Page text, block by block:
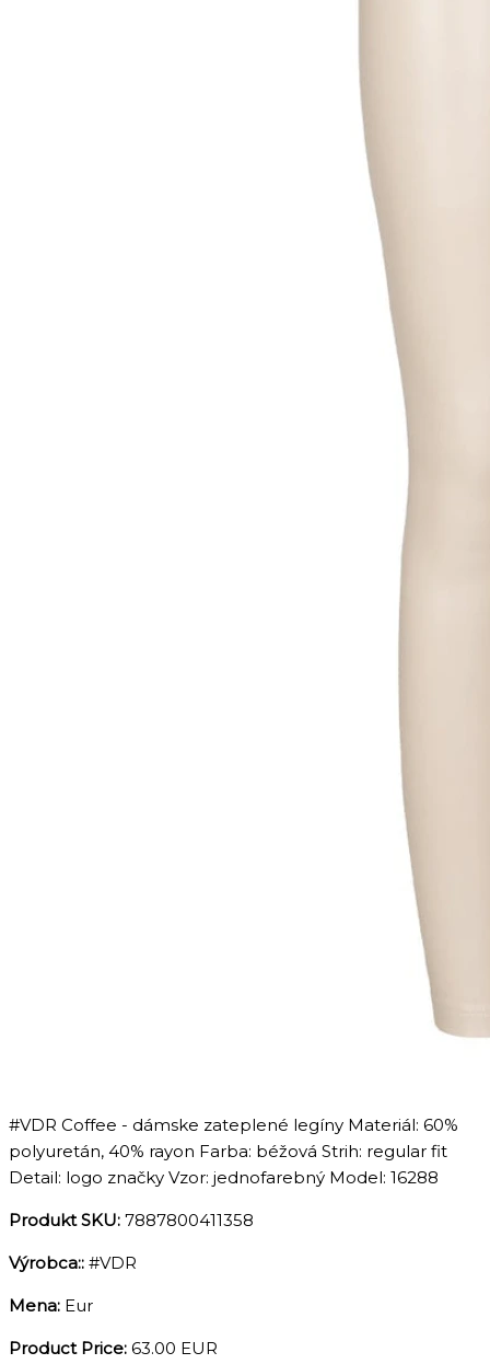
#VDR Coffee - dámske zateplené legíny Materiál: 60%
polyuretán, 40% rayon Farba: béžová Strih: regular fit
Detail: logo značky Vzor: jednofarebný Model: 16288
Produkt SKU: 7887800411358
Výrobca:: #VDR
Mena: Eur
Product Price: 63.00 EUR